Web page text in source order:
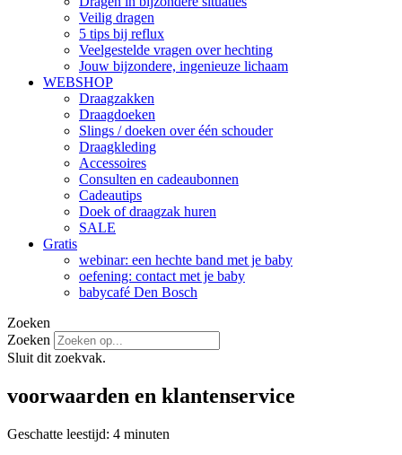
Veilig dragen
5 tips bij reflux
Veelgestelde vragen over hechting
Jouw bijzondere, ingenieuze lichaam
WEBSHOP
Draagzakken
Draagdoeken
Slings / doeken over één schouder
Draagkleding
Accessoires
Consulten en cadeaubonnen
Cadeautips
Doek of draagzak huren
SALE
Gratis
webinar: een hechte band met je baby
oefening: contact met je baby
babycafé Den Bosch
Zoeken
Zoeken
Sluit dit zoekvak.
voorwaarden en klantenservice
Geschatte leestijd: 4 minuten